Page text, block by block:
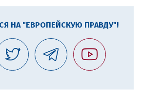
НА "ЕВРОПЕЙСКУЮ ПРАВДУ"!